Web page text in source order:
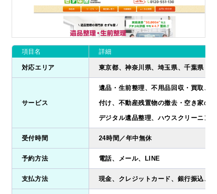
項目名 詳細
対応エリア 東京都、神奈川県、埼玉県、千葉県
サービス
遺品・生前整理、不用品回収・買取、
付け、不動産残置物の撤去・空き家の
デジタル遺品整理、ハウスクリーニン
受付時間 24時間／年中無休
予約方法 電話、メール、LINE
支払方法 現金、クレジットカード、銀行振込、